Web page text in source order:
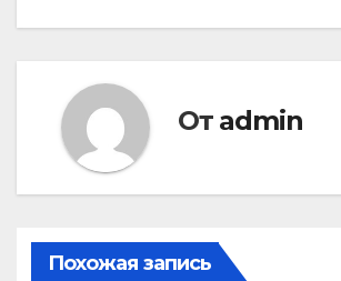
От admin
Похожая запись